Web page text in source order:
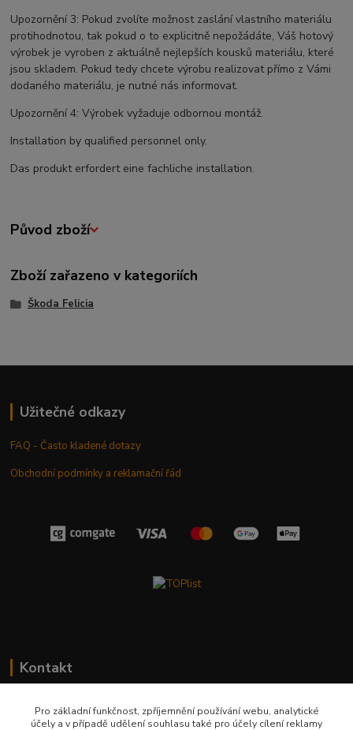
Upozornění 3: Pokud zvolíte možnost zaslání vlastního materiálu
protihodnotou, tak pokud o to explicitně nepožádáte, Váš hotový
výrobek je vyroben z aktuálně nejlepších kousků materiálu, které
jsou skladem. Pokud tedy chcete výrobu realizovat přímo z Vámi
dodaného materiálu, je nutné nás informovat.
Upozornění 4: Výrobek vyžaduje odbornou montáž.
Installation by qualified personnel only.
Das produkt erfordert eine fachliche installation.
Původ zboží
Zboží zařazeno v kategoriích
Škoda Felicia
Užitečné odkazy
FAQ - Často kladené dotazy
Obchodní podmínky a reklamační řád
Kontakt
+420 603 411 581
Pro základní funkčnost, zpříjemnění používání webu, analytické
účely a v případě udělení souhlasu také pro účely cílení reklamy